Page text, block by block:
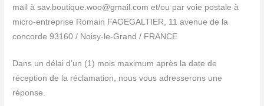
mail à sav.boutique.woo@gmail.com et/ou par voie postale à
micro-entreprise Romain FAGEGALTIER, 11 avenue de la
concorde 93160 / Noisy-le-Grand / FRANCE
Dans un délai d’un (1) mois maximum après la date de
réception de la réclamation, nous vous adresserons une
réponse.